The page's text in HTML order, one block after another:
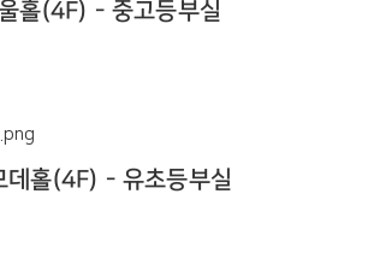
홀(4F) - 중고등부실
데홀(4F) - 유초등부실